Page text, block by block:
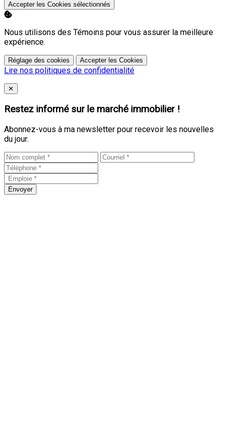
Accepter les Cookies sélectionnés
Nous utilisons des Témoins pour vous assurer la meilleure
expérience.
Réglage des cookies Accepter les Cookies
Lire nos politiques de confidentialité
Close
✕
Restez informé sur le marché immobilier !
Abonnez-vous à ma newsletter pour recevoir les nouvelles
du jour.
Envoyer